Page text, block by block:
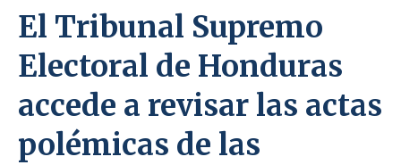
El Tribunal Supremo
Electoral de Honduras
accede a revisar las actas
polémicas de las